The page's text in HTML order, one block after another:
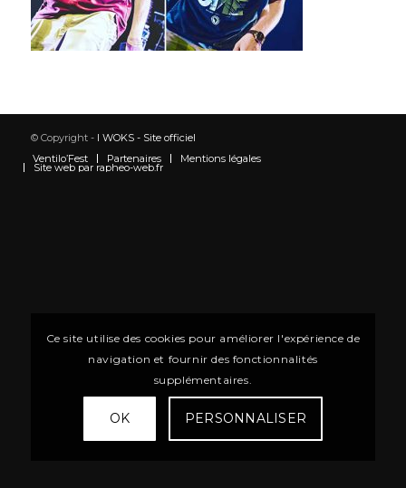
© Copyright - I WOKS - Site officiel
Ventilo’Fest
Partenaires Mentions légales
Site web par rapheo-web.fr
Ce site utilise des cookies pour améliorer l'expérience de
navigation et fournir des fonctionnalités
supplémentaires.
OK PERSONNALISER